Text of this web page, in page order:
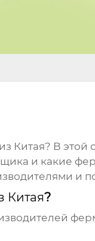
Китая? В этой
и какие
и
Китая?